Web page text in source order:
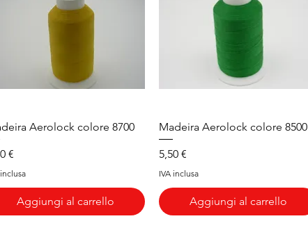
Vista rapida
Aerolock colore 8700
€
Aggiungi al carrello
Vista rapida
Madeira Aerolock colore 8500
Prezzo
5,50 €
IVA inclusa
Aggiungi al carrello